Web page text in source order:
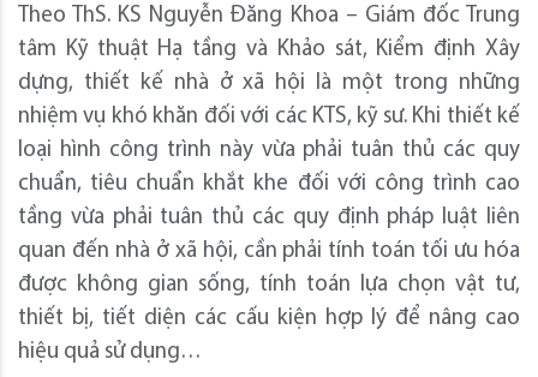
Theo ThS. KS Nguyễn Đăng Khoa – Giám đốc Trung
tâm Kỹ thuật Hạ tầng và Khảo sát, Kiểm định Xây
dựng, thiết kế nhà ở xã hội là một trong những
nhiệm vụ khó khăn đối với các KTS, kỹ sư. Khi thiết kế
loại hình công trình này vừa phải tuân thủ các quy
chuẩn, tiêu chuẩn khắt khe đối với công trình cao
tầng vừa phải tuân thủ các quy định pháp luật liên
quan đến nhà ở xã hội, cần phải tính toán tối ưu hóa
được không gian sống, tính toán lựa chọn vật tư,
thiết bị, tiết diện các cấu kiện hợp lý để nâng cao
hiệu quả sử dụng…